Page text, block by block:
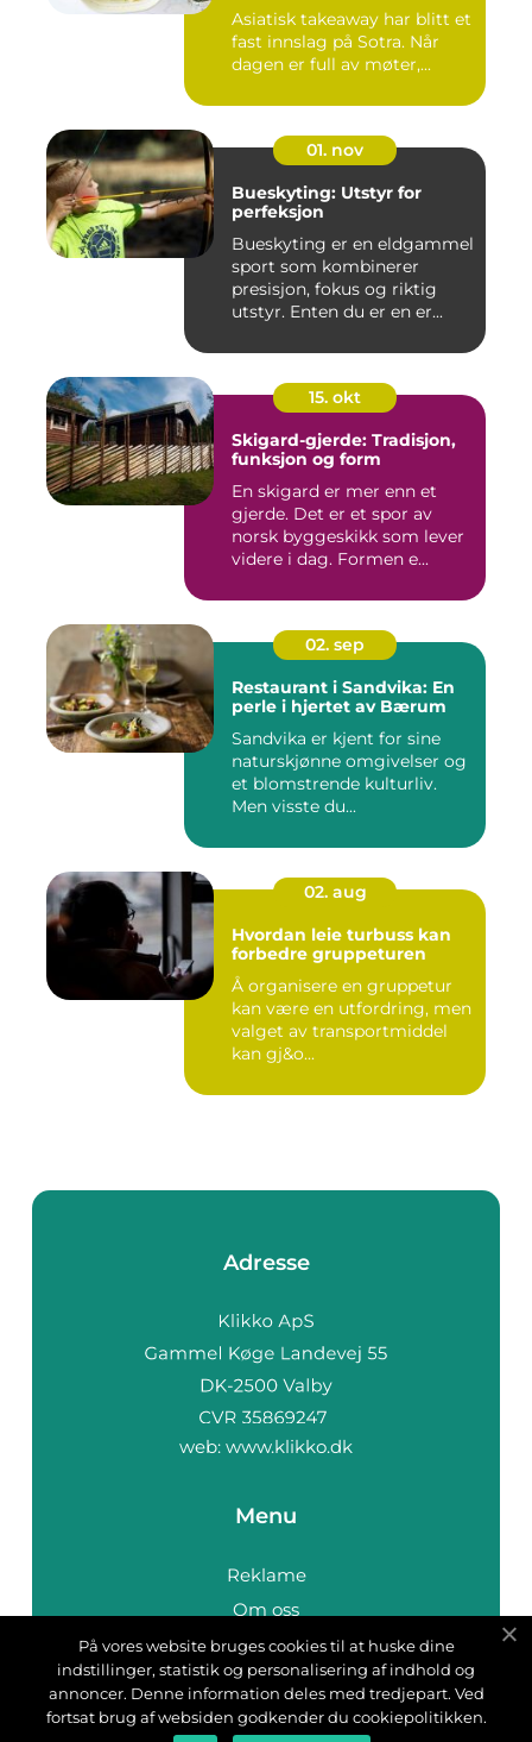
Asiatisk takeaway har blitt et
fast innslag på Sotra. Når
dagen er full av møter,...
01. nov
Bueskyting: Utstyr for
perfeksjon
Bueskyting er en eldgammel
sport som kombinerer
presisjon, fokus og riktig
utstyr. Enten du er en er...
15. okt
Skigard-gjerde: Tradisjon,
funksjon og form
En skigard er mer enn et
gjerde. Det er et spor av
norsk byggeskikk som lever
videre i dag. Formen e...
02. sep
Restaurant i Sandvika: En
perle i hjertet av Bærum
Sandvika er kjent for sine
naturskjønne omgivelser og
et blomstrende kulturliv.
Men visste du...
02. aug
Hvordan leie turbuss kan
forbedre gruppeturen
Å organisere en gruppetur
kan være en utfordring, men
valget av transportmiddel
kan gj&o...
Adresse
web: www.klikko.dk
Menu
Reklame
Om oss
Cookies
Kontakt Oss
Sitemap
På vores website bruges cookies til at huske dine
indstillinger, statistik og personalisering af indhold og
annoncer. Denne information deles med tredjepart. Ved
fortsat brug af websiden godkender du cookiepolitikken.